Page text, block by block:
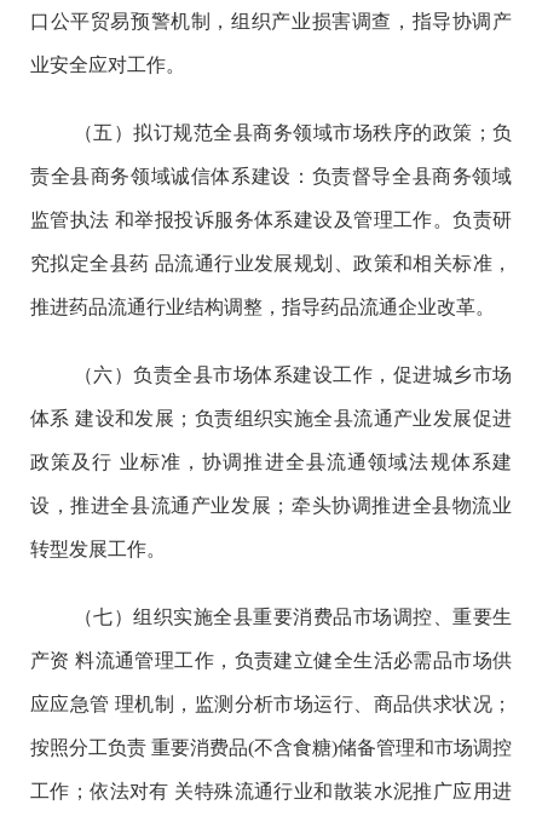
口公平贸易预警机制，组织产业损害调查，指导协调产
业安全应对工作。
（五）拟订规范全县商务领域市场秩序的政策；负
责全县商务领域诚信体系建设：负责督导全县商务领域
监管执法 和举报投诉服务体系建设及管理工作。负责研
究拟定全县药 品流通行业发展规划、政策和相关标准，
推进药品流通行业结构调整，指导药品流通企业改革。
（六）负责全县市场体系建设工作，促进城乡市场
体系 建设和发展；负责组织实施全县流通产业发展促进
政策及行 业标准，协调推进全县流通领域法规体系建
设，推进全县流通产业发展；牵头协调推进全县物流业
转型发展工作。
（七）组织实施全县重要消费品市场调控、重要生
产资 料流通管理工作，负责建立健全生活必需品市场供
应应急管 理机制，监测分析市场运行、商品供求状况；
按照分工负责 重要消费品(不含食糖)储备管理和市场调控
工作；依法对有 关特殊流通行业和散装水泥推广应用进